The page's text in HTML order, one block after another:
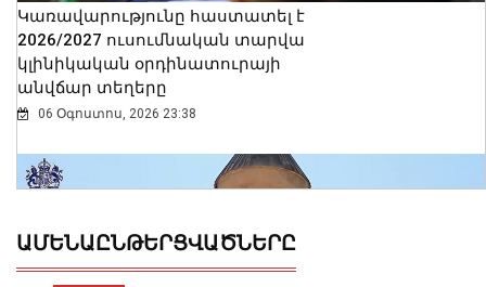
Կառավարությունը հաստատել է
2026/2027 ուսումնական տարվա
կլինիկական օրդինատուրայի
անվճար տեղերը
06 Օգոստոս, 2026 23:38
ԱՄԵՆԱԸՆԹԵՐՑՎԱԾՆԵՐԸ